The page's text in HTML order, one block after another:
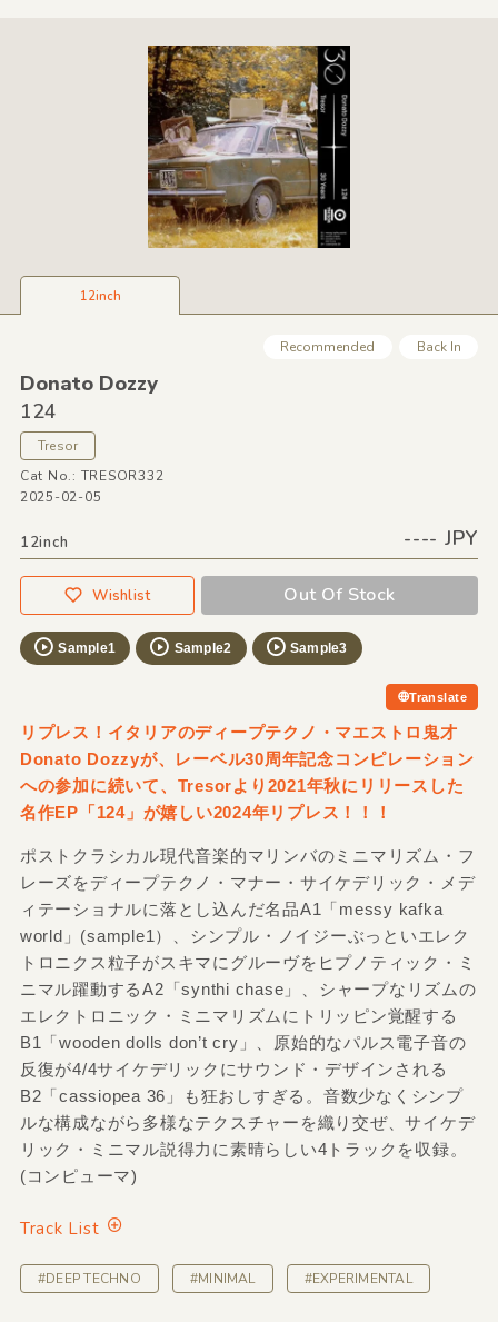
12inch
Recommended Back In
Donato Dozzy
124
Tresor
Cat No.: TRESOR332
2025-02-05
12inch ---- JPY
Wishlist Out Of Stock
Sample1 Sample2 Sample3
Translate
リプレス！イタリアのディープテクノ・マエストロ鬼才
Donato Dozzyが、レーベル30周年記念コンピレーション
への参加に続いて、Tresorより2021年秋にリリースした
名作EP「124」が嬉しい2024年リプレス！！！
ポストクラシカル現代音楽的マリンバのミニマリズム・フ
レーズをディープテクノ・マナー・サイケデリック・メデ
ィテーショナルに落とし込んだ名品A1「messy kafka
world」(sample1）、シンプル・ノイジーぶっといエレク
トロニクス粒子がスキマにグルーヴをヒプノティック・ミ
ニマル躍動するA2「synthi chase」、シャープなリズムの
エレクトロニック・ミニマリズムにトリッピン覚醒する
B1「wooden dolls don’t cry」、原始的なパルス電子音の
反復が4/4サイケデリックにサウンド・デザインされる
B2「cassiopea 36」も狂おしすぎる。音数少なくシンプ
ルな構成ながら多様なテクスチャーを織り交ぜ、サイケデ
リック・ミニマル説得力に素晴らしい4トラックを収録。
(コンピューマ)
Track List
#DEEP TECHNO #MINIMAL #EXPERIMENTAL